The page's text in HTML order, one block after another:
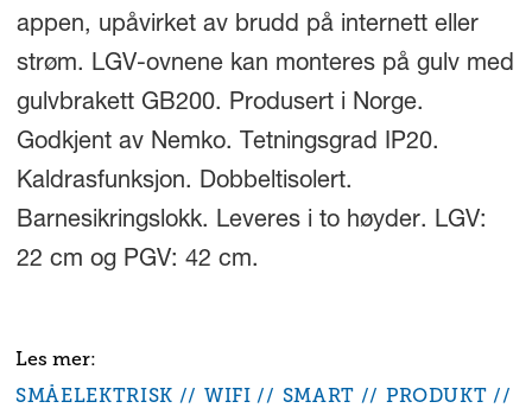
appen, upåvirket av brudd på internett eller
strøm. LGV-ovnene kan monteres på gulv med
gulvbrakett GB200. Produsert i Norge.
Godkjent av Nemko. Tetningsgrad IP20.
Kaldrasfunksjon. Dobbeltisolert.
Barnesikringslokk. Leveres i to høyder. LGV:
22 cm og PGV: 42 cm.
SMÅELEKTRISK WIFI SMART
PRODUKT